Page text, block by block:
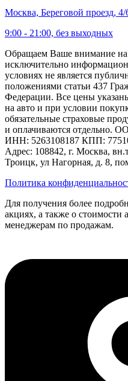
Москва, Береговой проезд, 4/
9:00 - 21:00, без выходных
Обращаем Ваше внимание на
исключительно
условиях не является
положениями статьи 437
Федерации. Все цены
на авто и при условии
обязательные страховые
и оплачиваются
ИНН: 5263108187 КПП:
Адрес: 108842, г. Москва,
Троицк, ул Нагорная, д. 8,
Политика
Для получения более
акциях, а также о стоимости
менеджерам по продажам.